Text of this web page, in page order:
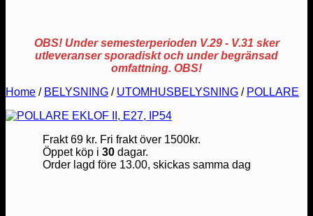
OBS! Under semesterperioden V.29 - V.31 sker
utleveranser sporadiskt och under begränsad
omfattning. OBS!
Home / BELYSNING / UTOMHUSBELYSNING / POLLARE
Frakt 69 kr. Fri frakt över 1500kr.
Öppet köp i 30dagar.
Order lagd före 13.00, skickas samma dag